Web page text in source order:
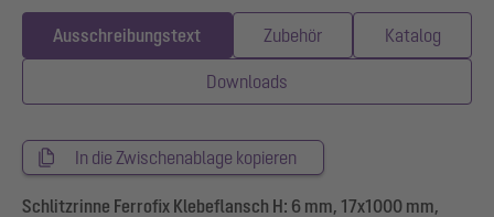
Ausschreibungstext Zubehör Katalog
Downloads
In die Zwischenablage kopieren
Schlitzrinne Ferrofix Klebeflansch H: 6 mm, 17x1000 mm,